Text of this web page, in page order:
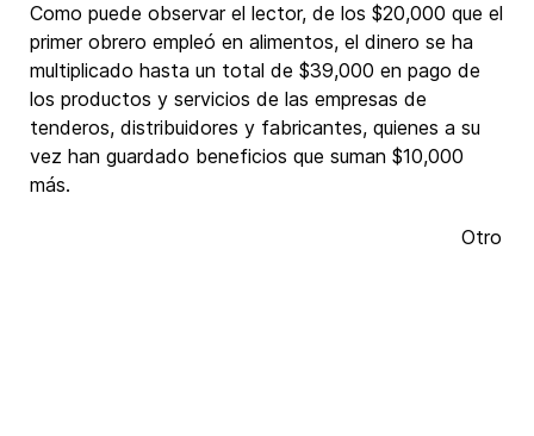
Como puede observar el lector, de los $20,000 que el
primer obrero empleó en alimentos, el dinero se ha
multiplicado hasta un total de $39,000 en pago de
los productos y servicios de las empresas de
tenderos, distribuidores y fabricantes, quienes a su
vez han guardado beneficios que suman $10,000
más.
Otro